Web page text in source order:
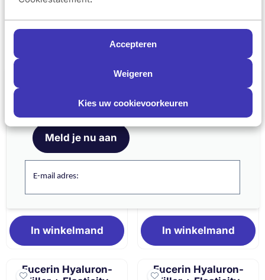
Accepteren
Weigeren
Kies uw cookievoorkeuren
Schrijf je nu in en ontvang onze nieuwsbrief
en ontvang 5% korting op je eerste bestelling
Meld je nu aan
E-mail adres:
Van 99,98 voor
Eucerin Hyaluron-
Filler + Elasticity
Dagcrème SPF30 50ml
en Nachtcrème 50ml
Routine Kit
Van 96,98 voor 85,34
€96,98€85,34
In winkelmand
Eucerin Hyaluron-
Filler + Elasticity
Oogcontourcrème
Van 36,49 voor
€36,49€27,37
In winkelmand
Eucerin Hyaluron-
Eucerin Hyaluron-